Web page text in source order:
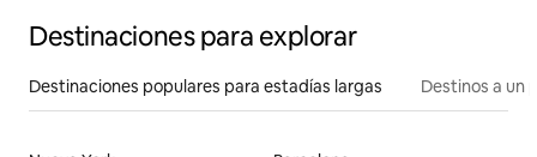
Destinaciones para explorar
Destinaciones populares para estadías largas Destinos a un